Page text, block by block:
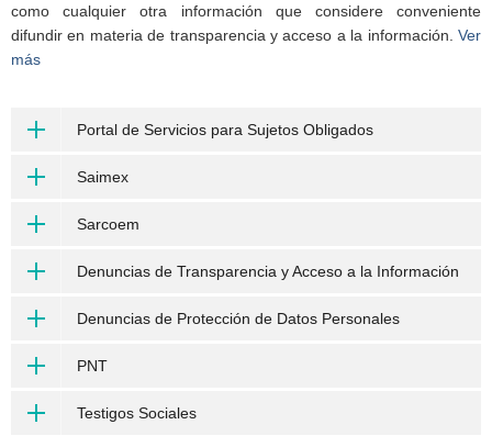
como cualquier otra información que considere conveniente
difundir en materia de transparencia y acceso a la información. Ver
más
Portal de Servicios para Sujetos Obligados
Saimex
Sarcoem
Denuncias de Transparencia y Acceso a la Información
Denuncias de Protección de Datos Personales
PNT
Testigos Sociales